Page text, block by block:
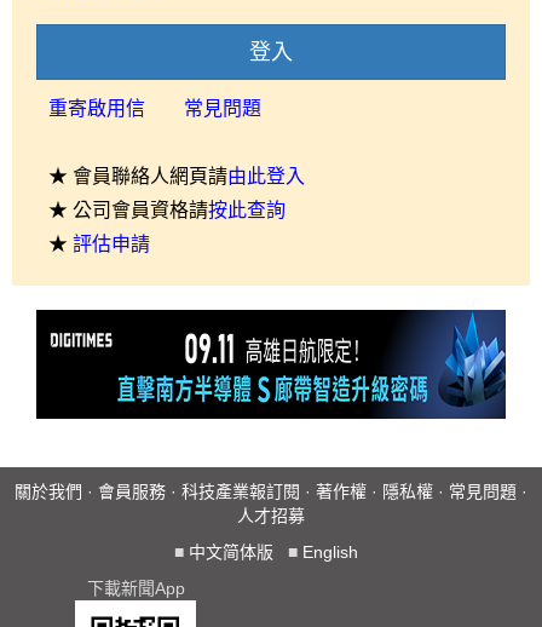
登入
重寄啟用信 常見問題
★ 會員聯絡人網頁請由此登入
★ 公司會員資格請按此查詢
★ 評估申請
關於我們 · 會員服務 · 科技產業報訂閱 · 著作權 · 隱私權 · 常見問題 ·
人才招募
■ 中文简体版 ■ English
下載新聞App